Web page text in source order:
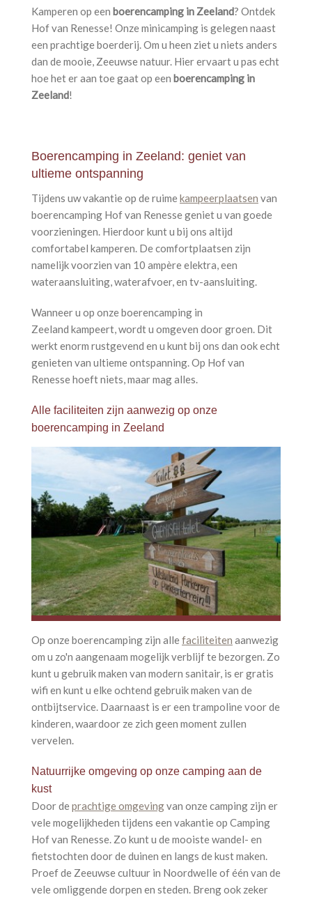
Kamperen op een boerencamping in Zeeland? Ontdek
Hof van Renesse! Onze minicamping is gelegen naast
een prachtige boerderij. Om u heen ziet u niets anders
dan de mooie, Zeeuwse natuur. Hier ervaart u pas echt
hoe het er aan toe gaat op een boerencamping in
Zeeland!
Boerencamping in Zeeland: geniet van
ultieme ontspanning
Tijdens uw vakantie op de ruimekampeerplaatsen van
boerencamping Hof van Renesse geniet u van goede
voorzieningen. Hierdoor kunt u bij ons altijd
comfortabel kamperen. De comfortplaatsen zijn
namelijk voorzien van 10 ampère elektra, een
wateraansluiting, waterafvoer, en tv-aansluiting.
Wanneer u op onze boerencamping in
Zeeland kampeert, wordt u omgeven door groen. Dit
werkt enorm rustgevend en u kunt bij ons dan ook echt
genieten van ultieme ontspanning. Op Hof van
Renesse hoeft niets, maar mag alles.
Alle faciliteiten zijn aanwezig op onze
boerencamping in Zeeland
Op onze boerencamping zijn allefaciliteiten aanwezig
om u zo'n aangenaam mogelijk verblijf te bezorgen. Zo
kunt u gebruik maken van modern sanitair, is er gratis
wifi en kunt u elke ochtend gebruik maken van de
ontbijtservice. Daarnaast is er een trampoline voor de
kinderen, waardoor ze zich geen moment zullen
vervelen.
Natuurrijke omgeving op onze camping aan de
kust
Door deprachtige omgevingvan onze camping zijn er
vele mogelijkheden tijdens een vakantie op Camping
Hof van Renesse. Zo kunt u de mooiste wandel- en
fietstochten door de duinen en langs de kust maken.
Proef de Zeeuwse cultuur in Noordwelle of één van de
vele omliggende dorpen en steden. Breng ook zeker